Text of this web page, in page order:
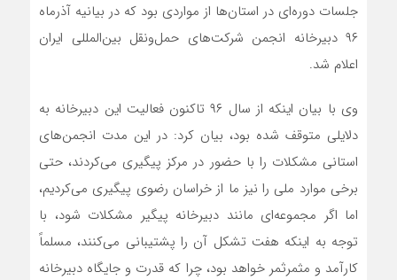
جلسات دوره‌ای در استان‌ها از مواردی بود که در بیانیه آذرماه
۹۶ دبیرخانه انجمن شرکت‌های حمل‌ونقل بین‌المللی ایران
اعلام شد.
وی با بیان اینکه از سال ۹۶ تاکنون فعالیت این دبیرخانه به
دلایلی متوقف شده بود، بیان کرد: در این مدت انجمن‌های
استانی مشکلات را با حضور در مرکز پیگیری می‌کردند، حتی
برخی موارد ملی را نیز ما از خراسان رضوی پیگیری می‌کردیم،
اما اگر مجموعه‌ای مانند دبیرخانه پیگیر مشکلات شود، با
توجه به اینکه هفت تشکل آن را پشتیبانی می‌کنند، مسلماً
کارآمد و مثمرثمر خواهد بود، چرا که قدرت و جایگاه دبیرخانه